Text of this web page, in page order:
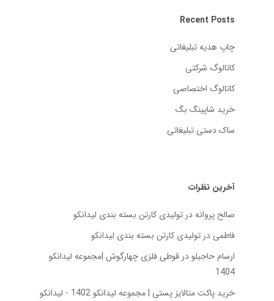
Recent Posts
چاپ هدیه تبلیغاتی
کاتالوگ شرکتی
کاتالوگ اختصاصی
خرید شاپینگ بگ
ساک دستی تبلیغاتی
آخرین نظرات
صالح پروانهدر تولیدی کارتن بسته‌ بندی لیدانکو
فاطمیدر تولیدی کارتن بسته‌ بندی لیدانکو
ارسام حاجیلودر قوطی فلزی چهارگوش |مجموعه لیدانکو
1404
خرید پاکت متالایز پستی | مجموعه لیدانکو 1402 - لیدانکو